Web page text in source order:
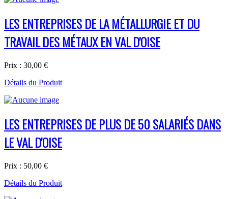
LES ENTREPRISES DE LA MÉTALLURGIE ET DU
TRAVAIL DES MÉTAUX EN VAL D'OISE
Prix : 30,00 €
Détails du Produit
LES ENTREPRISES DE PLUS DE 50 SALARIÉS DANS
LE VAL D'OISE
Prix : 50,00 €
Détails du Produit